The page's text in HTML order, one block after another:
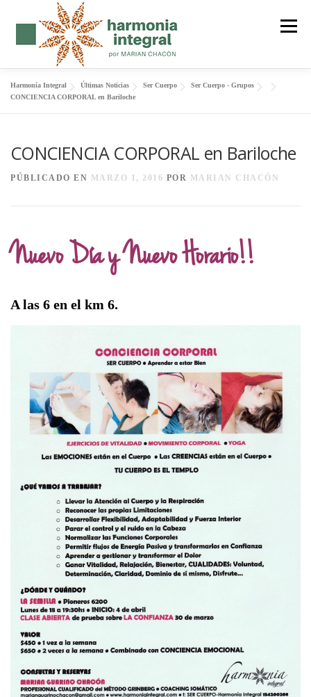
Menú
FENG SHUI SER CUERPO
MANTRAS SOBRE MI BLOG CONTACTO
Harmonía Integral Últimas Noticias Ser Cuerpo
Ser Cuerpo - Grupos
CONCIENCIA CORPORAL en Bariloche
CONCIENCIA CORPORAL en Bariloche
PÚBLICADO EN MARZO 1, 2016 POR MARIAN CHACÓN
Nuevo Día y Nuevo Horario!!
A las 6 en el km 6.